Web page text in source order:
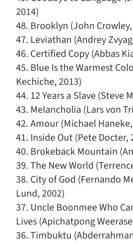
2014)
48. Brooklyn (John
47. Leviathan (Andrey
46. Certified Copy (Abbas
45. Blue Is the Warmest
Kechiche, 2013)
44. 12 Years a Slave (Steve
43. Melancholia (Lars von
42. Amour (Michael
41. Inside Out (Pete Docter,
40. Brokeback Mountain
39. The New World
38. City of God (Fernando
Lund, 2002)
37. Uncle Boonmee Who
Lives (Apichatpong
36. Timbuktu